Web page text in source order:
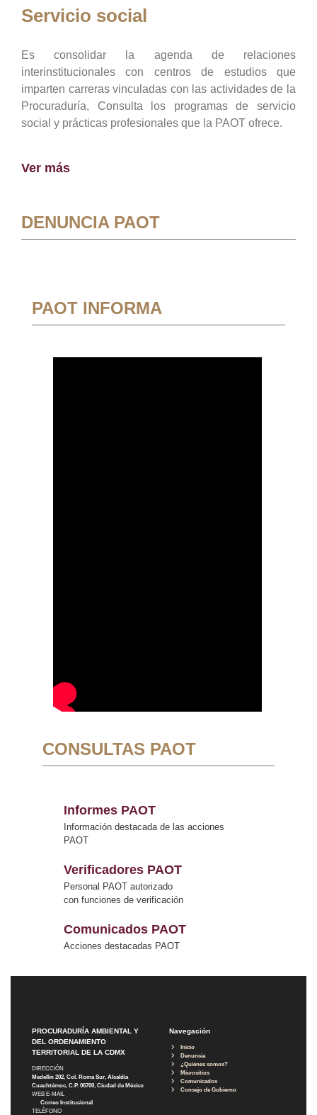
Servicio social
Es consolidar la agenda de relaciones
interinstitucionales con centros de estudios que
imparten carreras vinculadas con las actividades de la
Procuraduría, Consulta los programas de servicio
social y prácticas profesionales que la PAOT ofrece.
Ver más
DENUNCIA PAOT
PAOT INFORMA
CONSULTAS PAOT
Informes PAOT
Información destacada de las acciones
PAOT
Verificadores PAOT
Personal PAOT autorizado
con funciones de verificación
Comunicados PAOT
Acciones destacadas PAOT
PROCURADURÍA AMBIENTAL Y
DEL ORDENAMIENTO
TERRITORIAL DE LA CDMX
DIRECCIÓN
Medellín 202, Col. Roma Sur, Alcaldía
Cuauhtémoc, C.P. 06700, Ciudad de México
WEB E-MAIL
Correo Institucional
TELÉFONO
Navegación
Inicio
Denuncia
¿Quiénes somos?
Micrositios
Comunicados
Consejo de Gobierno